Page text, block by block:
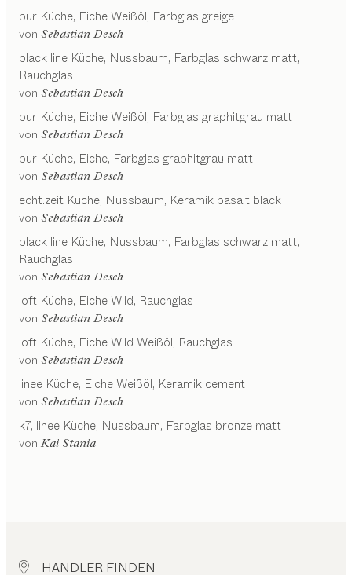
pur Küche Eiche Weißöl, Farbglas greige
von Sebastian Desch
black line Küche Nussbaum, Farbglas schwarz matt,
Rauchglas
von Sebastian Desch
pur Küche Eiche Weißöl, Farbglas graphitgrau matt
von Sebastian Desch
pur Küche Eiche, Farbglas graphitgrau matt
von Sebastian Desch
echt.zeit Küche Nussbaum, Keramik basalt black
von Sebastian Desch
black line Küche Nussbaum, Farbglas schwarz matt,
Rauchglas
von Sebastian Desch
loft Küche Eiche Wild, Rauchglas
von Sebastian Desch
loft Küche Eiche Wild Weißöl, Rauchglas
von Sebastian Desch
linee Küche Eiche Weißöl, Keramik cement
von Sebastian Desch
k7, linee Küche Nussbaum, Farbglas bronze matt
von Kai Stania
HÄNDLER FINDEN